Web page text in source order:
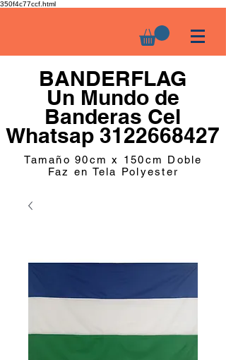
350f4c77ccf.html
BANDERFLAG
Un Mundo de
Banderas Cel
Whatsap 3122668427
Tamaño 90cm x 150cm Doble
Faz en Tela Polyester